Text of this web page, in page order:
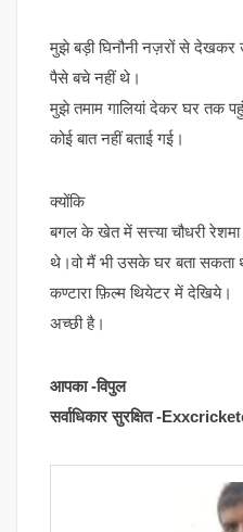
मुझे बड़ी घिनौनी नज़रों से
पैसे बचे नहीं थे।
मुझे तमाम गालियां देकर घर तक
कोई बात नहीं बताई गई।
क्योंकि
बगल के खेत में सत्त्या चौधरी
थे।वो मैं भी उसके घर बता सकता
कण्टारा फ़िल्म थियेटर में देखिये।
अच्छी है।
आपका -विपुल
सर्वाधिकार सुरक्षित -